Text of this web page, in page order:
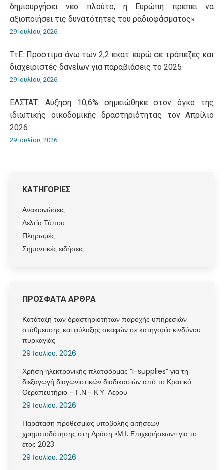
δημιουργήσει νέο πλούτο, η Ευρώπη πρέπει να
αξιοποιήσει τις δυνατότητες του ραδιοφάσματος»
29 Ιουλίου, 2026
ΤτΕ: Πρόστιμα άνω των 2,2 εκατ. ευρώ σε τράπεζες και
διαχειριστές δανείων για παραβιάσεις το 2025
29 Ιουλίου, 2026
ΕΛΣΤΑΤ: Αύξηση 10,6% σημειώθηκε στον όγκο της
ιδιωτικής οικοδομικής δραστηριότητας τον Απρίλιο
2026
29 Ιουλίου, 2026
ΚΑΤΗΓΟΡΙΕΣ
Ανακοινώσεις
Δελτία Τύπου
Πληρωμές
Σημαντικές ειδήσεις
ΠΡΟΣΦΑΤΑ ΑΡΘΡΑ
Κατάταξη των δραστηριοτήτων παροχής υπηρεσιών
στάθμευσης και φύλαξης σκαφών σε κατηγορία κινδύνου
πυρκαγιάς
29 Ιουλίου, 2026
Χρήση ηλεκτρονικής πλατφόρμας “i-supplies” για τη
διεξαγωγή διαγωνιστικών διαδικασιών από το Κρατικό
Θεραπευτήριο – Γ.Ν.- Κ.Υ. Λέρου
29 Ιουλίου, 2026
Παράταση προθεσμίας υποβολής αιτήσεων
χρηματοδότησης στη Δράση «Μ.Ι. Επιχειρήσεων» για το
έτος 2023
29 Ιουλίου, 2026